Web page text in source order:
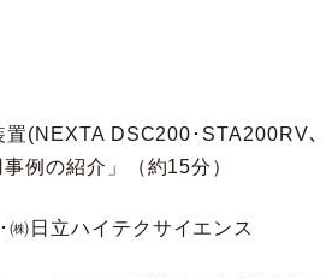
(NEXTA DSC200･STA200RV､
例の紹介」（約15分）
日立ハイテクサイエンス